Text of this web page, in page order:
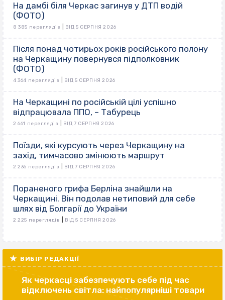
На дамбі біля Черкас загинув у ДТП водій
(ФОТО)
8 385 переглядів ВІД 5 СЕРПНЯ 2026
Після понад чотирьох років російського полону
на Черкащину повернувся підполковник
(ФОТО)
4 364 переглядів ВІД 5 СЕРПНЯ 2026
На Черкащині по російській цілі успішно
відпрацювала ППО, – Табурець
2 661 переглядів ВІД 7 СЕРПНЯ 2026
Поїзди, які курсують через Черкащину на
захід, тимчасово змінюють маршрут
2 236 переглядів ВІД 7 СЕРПНЯ 2026
Пораненого грифа Берліна знайшли на
Черкащині. Він подолав нетиповий для себе
шлях від Болгарії до України
2 225 переглядів ВІД 5 СЕРПНЯ 2026
ВИБІР РЕДАКЦІЇ
Як черкасці забезпечують себе під час
відключень світла: найпопулярніші товари